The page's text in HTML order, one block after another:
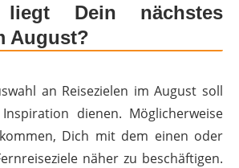
Dein nächstes
August?
an Reisezielen im August soll
dienen. Möglicherweise
Dich mit dem einen oder
näher zu beschäftigen.